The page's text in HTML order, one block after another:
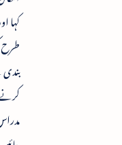
کہا
طرح